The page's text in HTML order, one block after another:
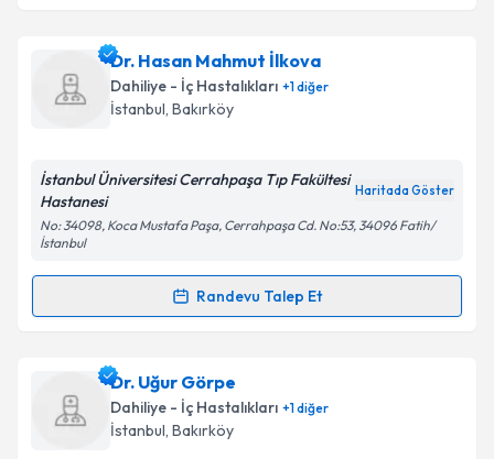
Takvim Talebini Gönder
Dr. Güzin Karatemiziçin randevu takvimi talebi
oluşturun. Size bu uzmandan randevu almanız için bir
takvim hazırlandığında e-posta ile bilgilendireceğiz.
Metni'ni okudum ve kişisel verilerimin belirtilen
kapsamda işlenmesini kabul ediyorum.
Dr. Hasan Mahmut İlkova
Dahiliye - İç Hastalıkları +1diğer
İstanbul, Bakırköy
İstanbul Üniversitesi Cerrahpaşa Tıp Fakültesi
Hastanesi
Haritada Göster
No: 34098, Koca Mustafa Paşa, Cerrahpaşa Cd. No:53, 34096 Fatih/
İstanbul
Randevu Talep Et
Randevu Takvimi Talebi
Dr. Hasan Mahmut İlkova
oluşturun. Size bu uzmandan randevu almanız için bir
takvim hazırlandığında e-posta ile bilgilendireceğiz.
Dr. Uğur Görpe
Dahiliye - İç Hastalıkları +1diğer
İstanbul, Bakırköy